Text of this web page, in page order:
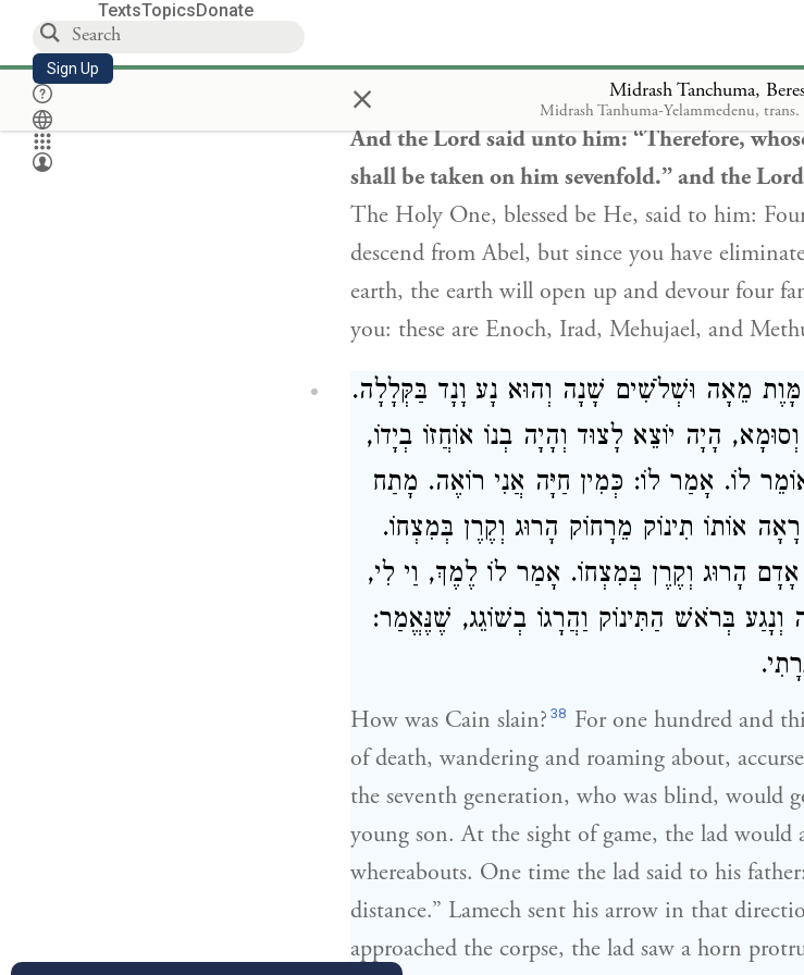
TextsTopicsDonate
Sign Up × Midrash Tanchuma,
Midrash Tanhuma-Yelammedenu,
And the Lord said unto him: “Therefore,
shall be taken on him sevenfold.” and the
The Holy One, blessed be He, said to him:
descend from Abel, but since you have
earth, the earth will open up and devour four
you: these are Enoch, Irad, Mehujael, and
מֵאָה וּשְׁלֹשִׁים שָׁנָה וְהוּא נָע וָנָד בַּקְּלָלָה.
הָיָה יוֹצֵא לָצוּד וְהָיָה בְנוֹ אוֹחֲזוֹ בְיָדוֹ,
לוֹ. אָמַר לוֹ: כְּמִין חַיָּה אֲנִי רוֹאֶה. מָתַח
אוֹתוֹ תִינוֹק מֵרָחוֹק הָרוּג וְקֶרֶן בְּמִצְחוֹ.
הָרוּג וְקֶרֶן בְּמִצְחוֹ. אָמַר לוֹ לֶמֶךְ, וַי לִי,
וְנָגַע בְּרֹאשׁ הַתִּינוֹק וַהֲרָגוֹ בְשׁוֹגֵג, שֶׁנֶּאֱמַר:
How was Cain slain? 38 For one hundred and
of death, wandering and roaming about,
the seventh generation, who was blind, would
young son. At the sight of game, the lad would
whereabouts. One time the lad said to his
distance.” Lamech sent his arrow in that
approached the corpse, the lad saw a horn